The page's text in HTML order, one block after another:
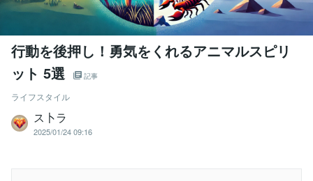
行動を後押し！勇気をくれるアニマルスピリ
ット 5選
記事
ライフスタイル
ス卜ラ
2025/01/24 09:16